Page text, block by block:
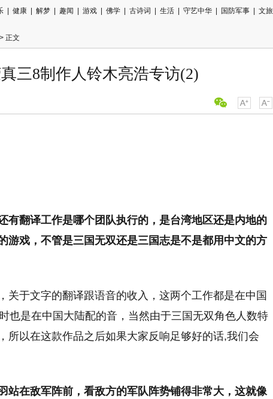
健康 解梦 趣闻 游戏 佛学 古诗词 生活 守艺中华 国防军事 文旅
> 正文
三8制作人铃木亮浩专访(2)
有翻译工作是哪个团队执行的，是台湾地区还是内地的
游戏，不管是三国无双还是三国志是不是都用中文的方
关于文字的翻译跟语音的收入，这两个工作都是在中国
也是在中国大陆配的音，当然由于三国无双角色人数特
所以在这款作品之后如果大家反响足够好的话,我们会
站在敌军阵前，看敌方的军队阵势铺得非常大，这就像